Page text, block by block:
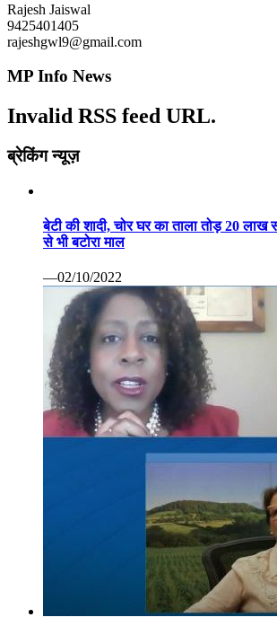
Rajesh Jaiswal
9425401405
rajeshgwl9@gmail.com
MP Info News
Invalid RSS feed URL.
ब्रेकिंग न्यूज़
बेटी की शादी, चोर घर का ताला तोड़ 20
से भी बटोरा माल
—02/10/2022